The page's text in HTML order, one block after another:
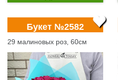
Букет №2582
29 малиновых роз, 60см